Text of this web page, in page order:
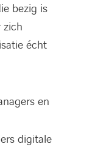
bezig is
zich
écht
en
digitale